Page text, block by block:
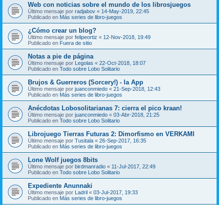
Web con noticias sobre el mundo de los librosjuegos
Último mensaje por radjabov « 14-May-2019, 22:45
Publicado en Más series de libro-juegos
¿Cómo crear un blog?
Último mensaje por felipeortiz « 12-Nov-2018, 19:49
Publicado en Fuera de sitio
Notas a pie de página
Último mensaje por Legolas « 22-Oct-2018, 18:07
Publicado en Todo sobre Lobo Solitario
Brujos & Guerreros (Sorcery!) - la App
Último mensaje por juanconmiedo « 21-Sep-2018, 12:43
Publicado en Más series de libro-juegos
Anécdotas Lobosolitarianas 7: cierra el pico kraan!
Último mensaje por juanconmiedo « 03-Abr-2018, 21:25
Publicado en Todo sobre Lobo Solitario
Librojuego Tierras Futuras 2: Dimorfismo en VERKAMI
Último mensaje por Tusitala « 26-Sep-2017, 16:35
Publicado en Más series de libro-juegos
Lone Wolf juegos 8bits
Último mensaje por birdmanradio « 11-Jul-2017, 22:49
Publicado en Todo sobre Lobo Solitario
Expediente Anunnaki
Último mensaje por Ladril « 03-Jul-2017, 19:33
Publicado en Más series de libro-juegos